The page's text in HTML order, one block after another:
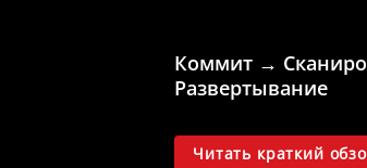
Коммит →
Развертывание
Читать краткий